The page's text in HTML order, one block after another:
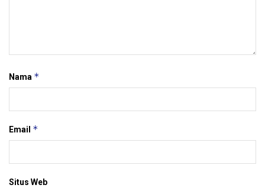
Nama *
Email *
Situs Web